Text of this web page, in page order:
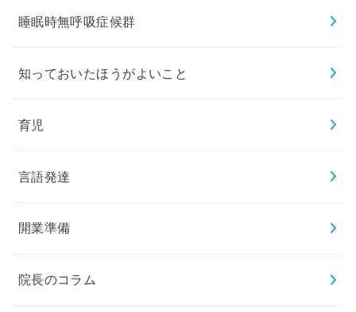
睡眠時無呼吸症候群
知っておいたほうがよいこと
育児
言語発達
開業準備
院長のコラム